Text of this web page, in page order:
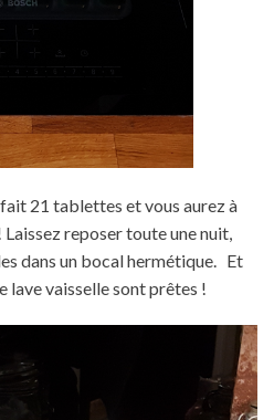
21 tablettes et vous aurez à
reposer toute une nuit,
dans un bocal hermétique. Et
lave vaisselle sont prêtes !